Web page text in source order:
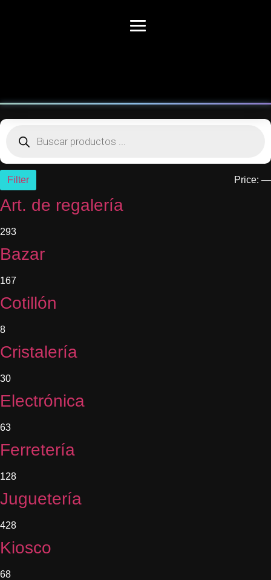
Filter Price: —
Art. de regalería
293
Bazar
167
Cotillón
8
Cristalería
30
Electrónica
63
Ferretería
128
Juguetería
428
Kiosco
68